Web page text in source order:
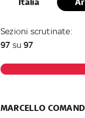
Sezioni scrutinate:
97 su97
MARCELLO